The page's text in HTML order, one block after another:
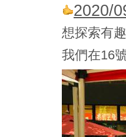
2020/
想探索有
我們在16